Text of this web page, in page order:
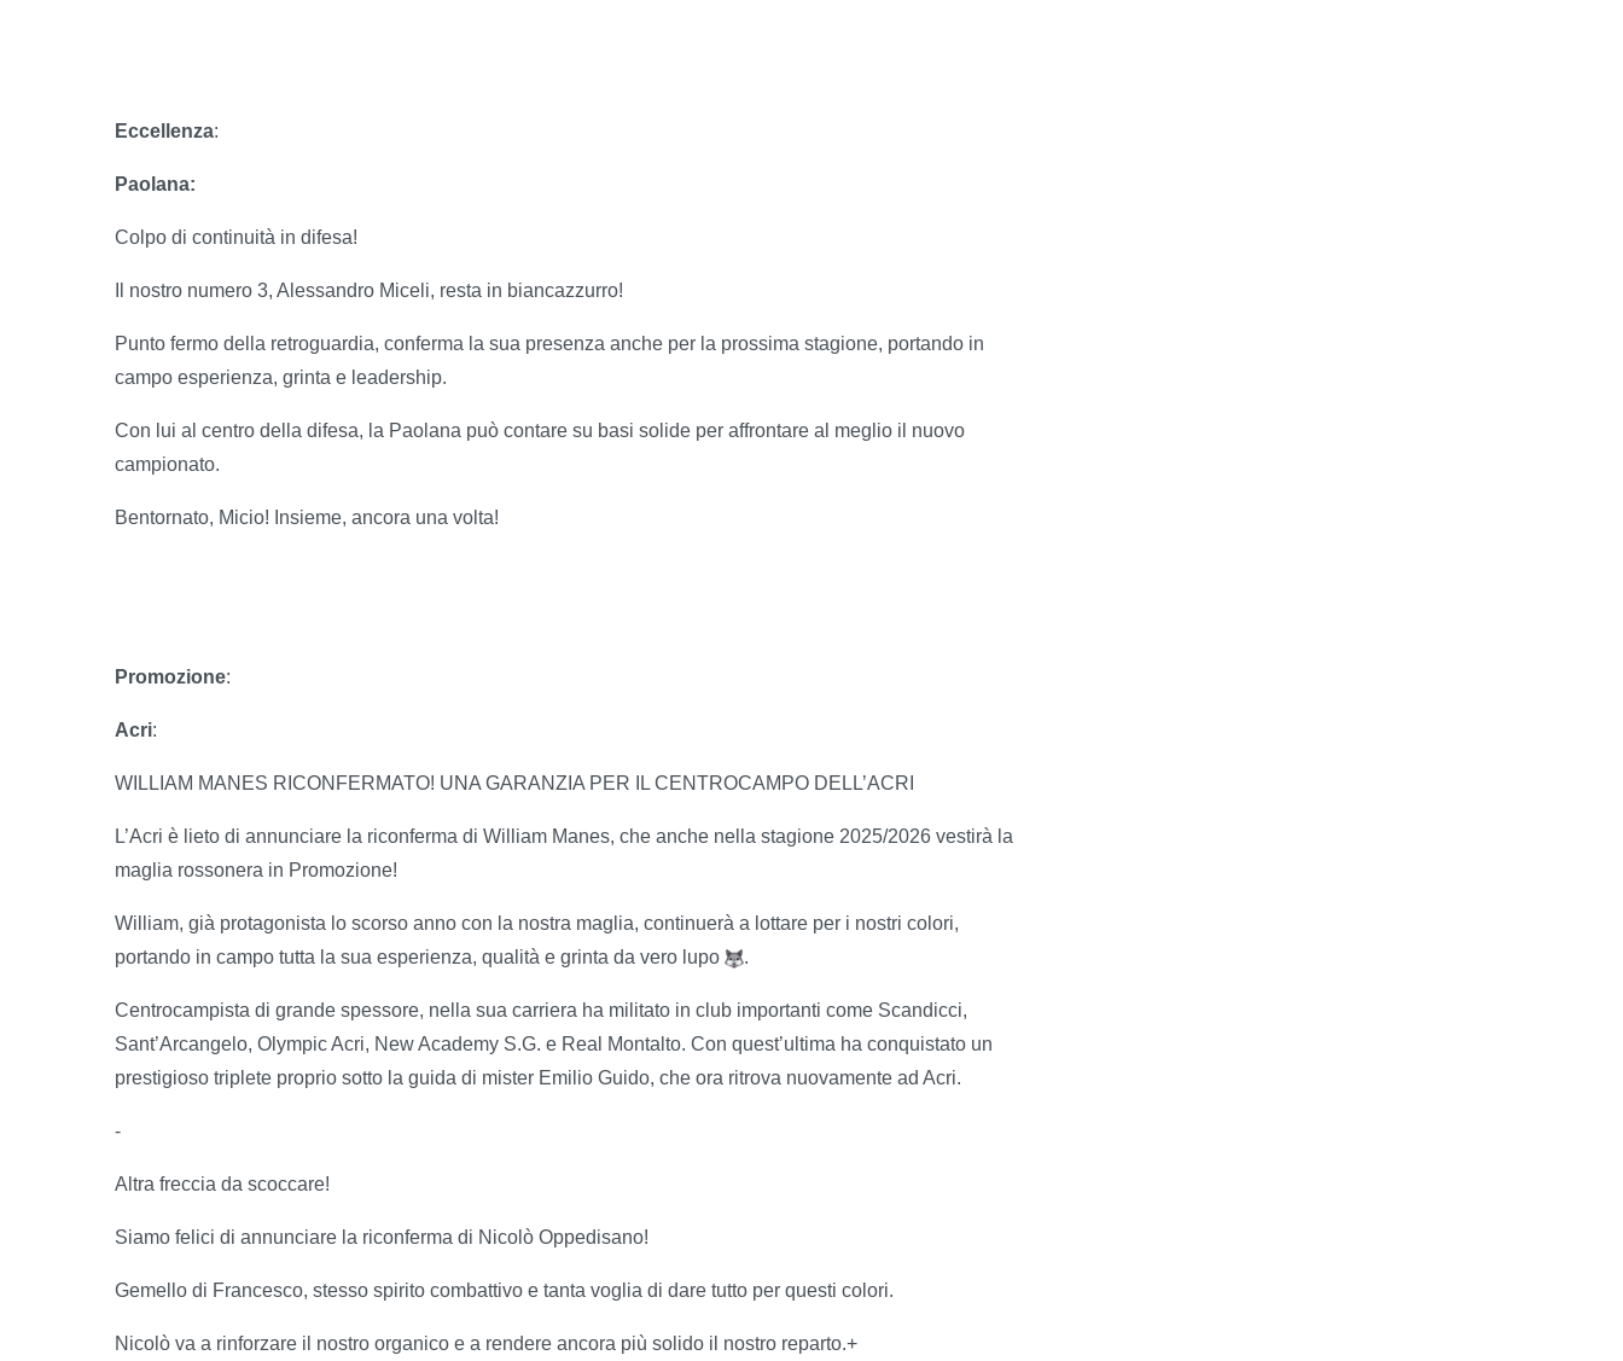
Eccellenza:
Paolana:
Colpo di continuità in difesa!
Il nostro numero 3, Alessandro Miceli, resta in biancazzurro!
Punto fermo della retroguardia, conferma la sua presenza anche per la prossima stagione, portando in
campo esperienza, grinta e leadership.
Con lui al centro della difesa, la Paolana può contare su basi solide per affrontare al meglio il nuovo
campionato.
Bentornato, Micio! Insieme, ancora una volta!
Promozione:
Acri:
WILLIAM MANES RICONFERMATO! UNA GARANZIA PER IL CENTROCAMPO DELL’ACRI
L’Acri è lieto di annunciare la riconferma di William Manes, che anche nella stagione 2025/2026 vestirà la
maglia rossonera in Promozione!
William, già protagonista lo scorso anno con la nostra maglia, continuerà a lottare per i nostri colori,
portando in campo tutta la sua esperienza, qualità e grinta da vero lupo
.
Centrocampista di grande spessore, nella sua carriera ha militato in club importanti come Scandicci,
Sant’Arcangelo, Olympic Acri, New Academy S.G. e Real Montalto. Con quest’ultima ha conquistato un
prestigioso triplete proprio sotto la guida di mister Emilio Guido, che ora ritrova nuovamente ad Acri.
-
Altra freccia da scoccare!
Siamo felici di annunciare la riconferma di Nicolò Oppedisano!
Gemello di Francesco, stesso spirito combattivo e tanta voglia di dare tutto per questi colori.
Nicolò va a rinforzare il nostro organico e a rendere ancora più solido il nostro reparto.+